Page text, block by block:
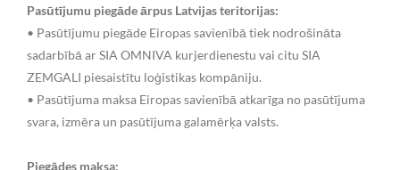
Pasūtījumu piegāde ārpus Latvijas teritorijas:
• Pasūtījumu piegāde Eiropas savienībā tiek nodrošināta
sadarbībā ar SIA OMNIVA kurjerdienestu vai citu SIA
ZEMGALI piesaistītu loģistikas kompāniju.
• Pasūtījuma maksa Eiropas savienībā atkarīga no pasūtījuma
svara, izmēra un pasūtījuma galamērķa valsts.
Piegādes maksa: